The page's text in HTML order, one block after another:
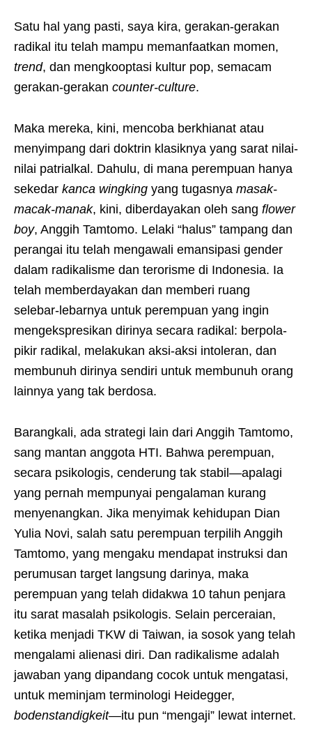
Satu hal yang pasti, saya kira, gerakan-gerakan
radikal itu telah mampu memanfaatkan momen,
trend, dan mengkooptasi kultur pop, semacam
gerakan-gerakan counter-culture.
Maka mereka, kini, mencoba berkhianat atau
menyimpang dari doktrin klasiknya yang sarat nilai-
nilai patrialkal. Dahulu, di mana perempuan hanya
sekedar kanca wingking yang tugasnya masak-
macak-manak, kini, diberdayakan oleh sang flower
boy, Anggih Tamtomo. Lelaki “halus” tampang dan
perangai itu telah mengawali emansipasi gender
dalam radikalisme dan terorisme di Indonesia. Ia
telah memberdayakan dan memberi ruang
selebar-lebarnya untuk perempuan yang ingin
mengekspresikan dirinya secara radikal: berpola-
pikir radikal, melakukan aksi-aksi intoleran, dan
membunuh dirinya sendiri untuk membunuh orang
lainnya yang tak berdosa.
Barangkali, ada strategi lain dari Anggih Tamtomo,
sang mantan anggota HTI. Bahwa perempuan,
secara psikologis, cenderung tak stabil—apalagi
yang pernah mempunyai pengalaman kurang
menyenangkan. Jika menyimak kehidupan Dian
Yulia Novi, salah satu perempuan terpilih Anggih
Tamtomo, yang mengaku mendapat instruksi dan
perumusan target langsung darinya, maka
perempuan yang telah didakwa 10 tahun penjara
itu sarat masalah psikologis. Selain perceraian,
ketika menjadi TKW di Taiwan, ia sosok yang telah
mengalami alienasi diri. Dan radikalisme adalah
jawaban yang dipandang cocok untuk mengatasi,
untuk meminjam terminologi Heidegger,
bodenstandigkeit—itu pun “mengaji” lewat internet.